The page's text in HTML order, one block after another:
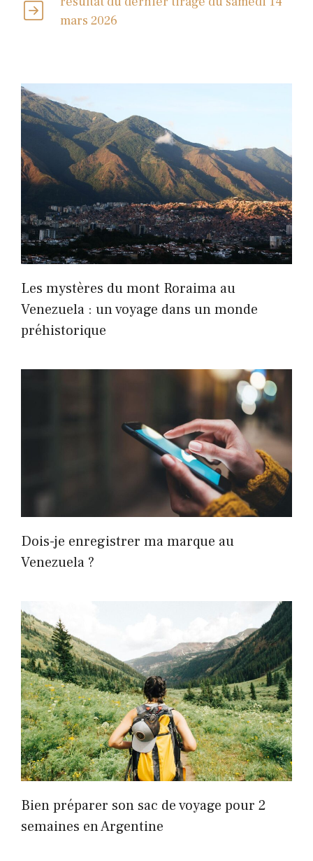
mars 2026
Les mystères du mont Roraima au
Venezuela : un voyage dans un monde
préhistorique
Dois-je enregistrer ma marque au
Venezuela ?
Bien préparer son sac de voyage pour 2
semaines en Argentine